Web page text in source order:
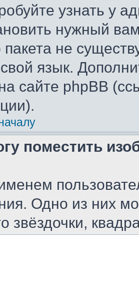
узнать у
нужный
пакета не
язык.
сайте phpBB
поместить
Одно из них
звёздочки,